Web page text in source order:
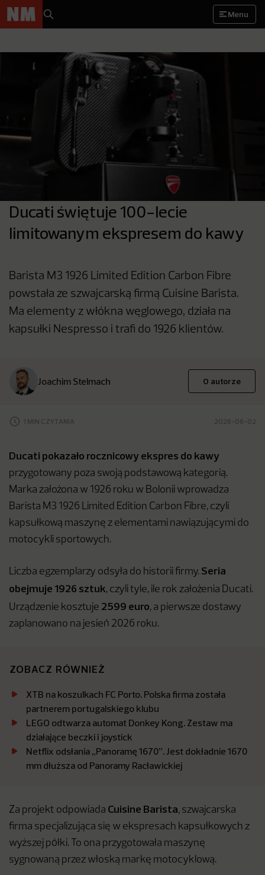
Menu
Ducati świętuje 100-lecie
limitowanym ekspresem do kawy
Barista M3 1926 Limited Edition Carbon Fibre
powstała ze szwajcarską firmą Cuisine Barista.
Ma elementy z włókna węglowego, działa na
kapsułki Nespresso i trafi do 1926 klientów.
Joachim Stelmach O autorze
1 MIN CZYTANIA 2026-06-02
Ducati pokazało rocznicowy ekspres do kawy
przygotowany poza swoją podstawową kategorią.
Marka założona w 1926 roku w Bolonii wprowadza
Barista M3 1926 Limited Edition Carbon Fibre, czyli
kapsułkową maszynę z elementami nawiązującymi do
motocykli sportowych.
Liczba egzemplarzy odsyła do historii firmy. Seria
obejmuje 1926 sztuk, czyli tyle, ile rok założenia Ducati.
Urządzenie kosztuje 2599 euro, a pierwsze dostawy
zaplanowano na jesień 2026 roku.
ZOBACZ RÓWNIEŻ
XTB na koszulkach FC Porto. Polska firma została
partnerem portugalskiego klubu
LEGO odtwarza automat Donkey Kong. Zestaw ma
działające beczki i joystick
Netflix odsłania „Panoramę 1670”. Jest dokładnie 1670
mm dłuższa od Panoramy Racławickiej
Za projekt odpowiada Cuisine Barista, szwajcarska
firma specjalizująca się w ekspresach kapsułkowych z
wyższej półki. To ona przygotowała maszynę
sygnowaną przez włoską markę motocyklową.